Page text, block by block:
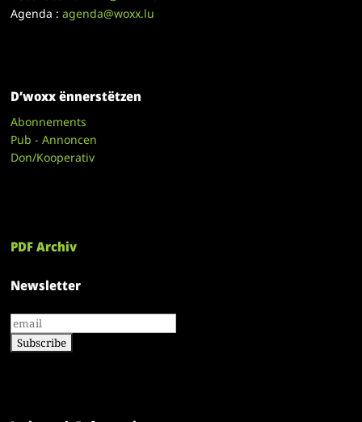
Agenda :agenda@woxx.lu
D’woxx ënnerstëtzen
Abonnements
Pub - Annoncen
Don/Kooperativ
PDF Archiv
Newsletter